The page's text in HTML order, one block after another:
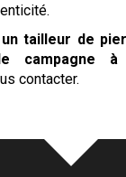
un tailleur de
campagne à
contacter.